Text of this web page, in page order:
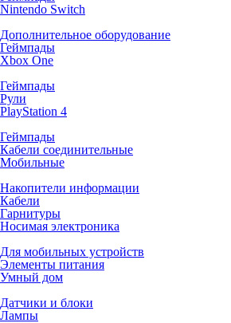
Nintendo Switch
Дополнительное оборудование
Геймпады
Xbox One
Геймпады
Рули
PlayStation 4
Геймпады
Кабели соединительные
Мобильные
Накопители информации
Кабели
Гарнитуры
Носимая электроника
Для мобильных устройств
Элементы питания
Умный дом
Датчики и блоки
Лампы